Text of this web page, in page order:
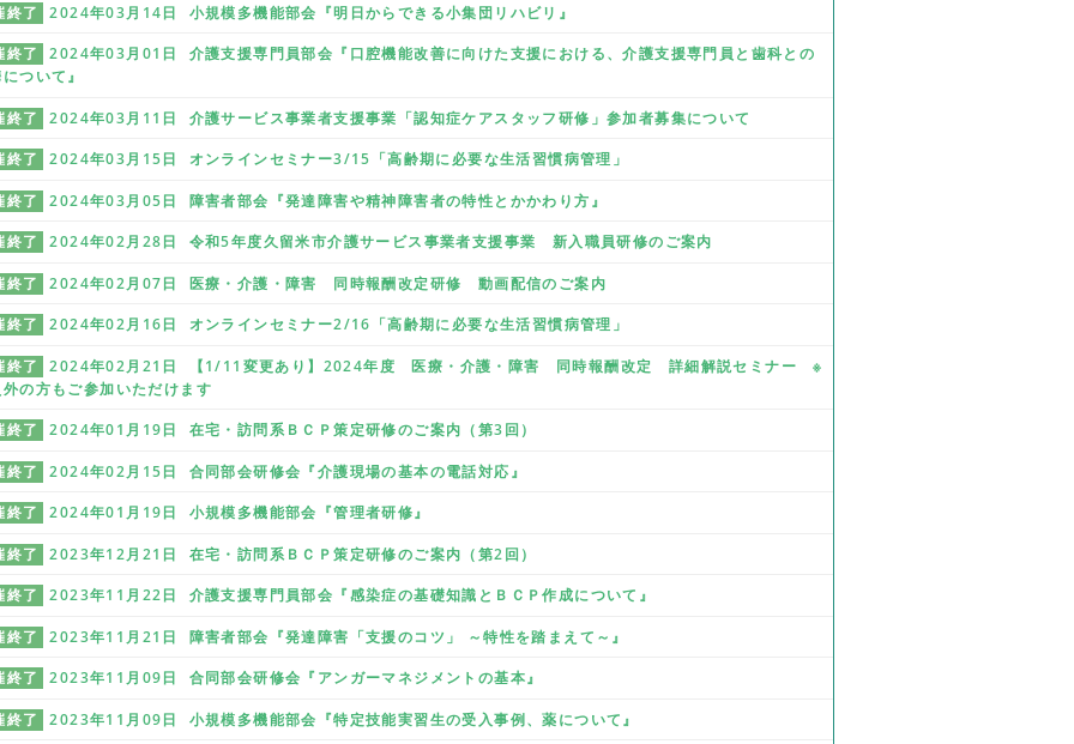
終了 2024年03月14日 小規模多機能部会『明日からできる小集団リハビリ』
終了
2024年03月01日 介護支援専門員部会『口腔機能改善に向けた支援における、介護支援専門員と歯科との
ついて』
終了 2024年03月11日 介護サービス事業者支援事業「認知症ケアスタッフ研修」参加者募集について
終了 2024年03月15日 オンラインセミナー3/15「高齢期に必要な生活習慣病管理」
終了 2024年03月05日 障害者部会『発達障害や精神障害者の特性とかかわり方』
終了 2024年02月28日 令和5年度久留米市介護サービス事業者支援事業 新入職員研修のご案内
終了 2024年02月07日 医療・介護・障害 同時報酬改定研修 動画配信のご案内
終了 2024年02月16日 オンラインセミナー2/16「高齢期に必要な生活習慣病管理」
終了
2024年02月21日 【1/11変更あり】2024年度 医療・介護・障害 同時報酬改定 詳細解説セミナー ※
の方もご参加いただけます
終了 2024年01月19日 在宅・訪問系ＢＣＰ策定研修のご案内（第3回）
終了 2024年02月15日 合同部会研修会『介護現場の基本の電話対応』
終了 2024年01月19日 小規模多機能部会『管理者研修』
終了 2023年12月21日 在宅・訪問系ＢＣＰ策定研修のご案内（第2回）
終了 2023年11月22日 介護支援専門員部会『感染症の基礎知識とＢＣＰ作成について』
終了 2023年11月21日 障害者部会『発達障害「支援のコツ」 ～特性を踏まえて～』
終了 2023年11月09日 合同部会研修会『アンガーマネジメントの基本』
終了 2023年11月09日 小規模多機能部会『特定技能実習生の受入事例、薬について』